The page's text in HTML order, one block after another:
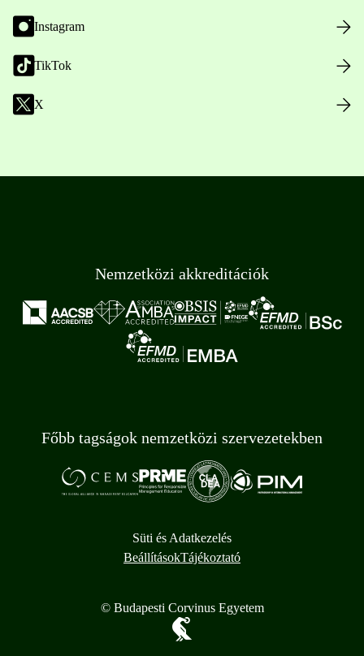
Instagram
TikTok
X
Nemzetközi akkreditációk
Főbb tagságok nemzetközi szervezetekben
Süti és Adatkezelés
BeállításokTájékoztató
© Budapesti Corvinus Egyetem